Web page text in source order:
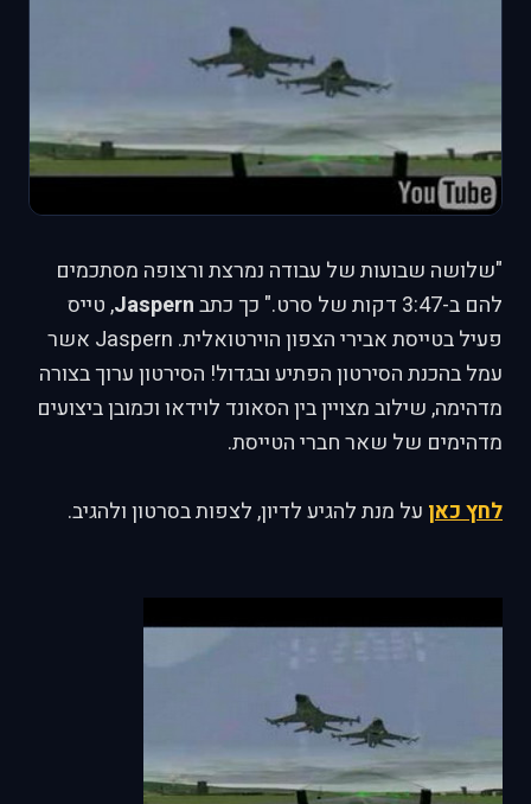
"שלושה שבועות של עבודה נמרצת ורצופה מסתכמים
להם ב-3:47 דקות של סרט." כך כתב
Jaspern, טייס
פעיל בטייסת אבירי הצפון הוירטואלית. Jaspern אשר
עמל בהכנת הסירטון הפתיע ובגדול! הסירטון ערוך בצורה
מדהימה, שילוב מצויין בין הסאונד לוידאו וכמובן ביצועים
מדהימים של שאר חברי הטייסת.
לחץ כאן על מנת להגיע לדיון, לצפות בסרטון ולהגיב.